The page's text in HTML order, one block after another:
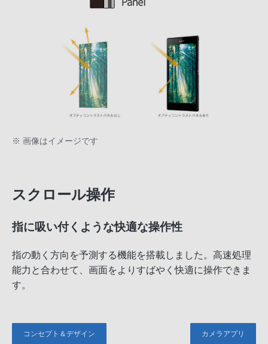
※ 画像はイメージです
スクロール操作
指に吸い付くような快適な操作性
指の動く方向を予測する機能を搭載しました。高速処理
能力と合わせて、画面をよりすばやく快適に操作できま
す。
コンセプト＆デザイン カメラアプリ